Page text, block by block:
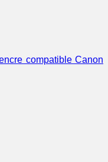
compatible Canon